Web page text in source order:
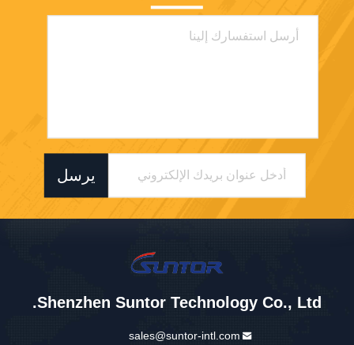
يرسل
Shenzhen Suntor Technology Co., Ltd.
sales@suntor-intl.com